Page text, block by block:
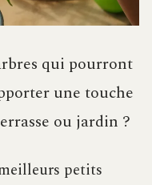
qui pourront
une touche
ou jardin ?
petits